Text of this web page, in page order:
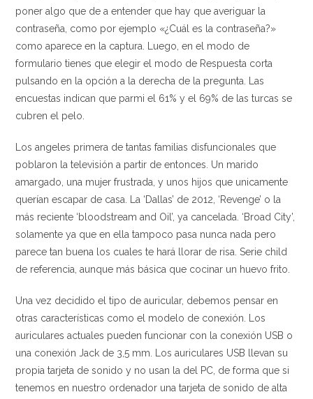
poner algo que de a entender que hay que averiguar la
contraseña, como por ejemplo «¿Cuál es la contraseña?»
como aparece en la captura. Luego, en el modo de
formulario tienes que elegir el modo de Respuesta corta
pulsando en la opción a la derecha de la pregunta. Las
encuestas indican que parmi el 61% y el 69% de las turcas se
cubren el pelo.
Los angeles primera de tantas familias disfuncionales que
poblaron la televisión a partir de entonces. Un marido
amargado, una mujer frustrada, y unos hijos que unicamente
querían escapar de casa. La ‘Dallas’ de 2012, ‘Revenge’ o la
más reciente ‘bloodstream and Oil’, ya cancelada. ‘Broad City’,
solamente ya que en ella tampoco pasa nunca nada pero
parece tan buena los cuales te hará llorar de risa. Serie child
de referencia, aunque más básica que cocinar un huevo frito.
Una vez decidido el tipo de auricular, debemos pensar en
otras características como el modelo de conexión. Los
auriculares actuales pueden funcionar con la conexión USB o
una conexión Jack de 3,5 mm. Los auriculares USB llevan su
propia tarjeta de sonido y no usan la del PC, de forma que si
tenemos en nuestro ordenador una tarjeta de sonido de alta